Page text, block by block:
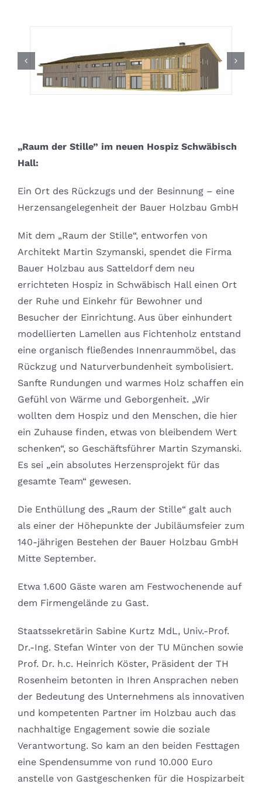
„Raum der Stille” im neuen Hospiz Schwäbisch
Hall:
Ein Ort des Rückzugs und der Besinnung – eine
Herzensangelegenheit der Bauer Holzbau GmbH
Mit dem „Raum der Stille“, entworfen von
Architekt Martin Szymanski, spendet die Firma
Bauer Holzbau aus Satteldorf dem neu
errichteten Hospiz in Schwäbisch Hall einen Ort
der Ruhe und Einkehr für Bewohner und
Besucher der Einrichtung. Aus über einhundert
modellierten Lamellen aus Fichtenholz entstand
eine organisch fließendes Innenraummöbel, das
Rückzug und Naturverbundenheit symbolisiert.
Sanfte Rundungen und warmes Holz schaffen ein
Gefühl von Wärme und Geborgenheit. „Wir
wollten dem Hospiz und den Menschen, die hier
ein Zuhause finden, etwas von bleibendem Wert
schenken“, so Geschäftsführer Martin Szymanski.
Es sei „ein absolutes Herzensprojekt für das
gesamte Team“ gewesen.
Die Enthüllung des „Raum der Stille“ galt auch
als einer der Höhepunkte der Jubiläumsfeier zum
140-jährigen Bestehen der Bauer Holzbau GmbH
Mitte September.
Etwa 1.600 Gäste waren am Festwochenende auf
dem Firmengelände zu Gast.
Staatssekretärin Sabine Kurtz MdL, Univ.-Prof.
Dr.-Ing. Stefan Winter von der TU München sowie
Prof. Dr. h.c. Heinrich Köster, Präsident der TH
Rosenheim betonten in Ihren Ansprachen neben
der Bedeutung des Unternehmens als innovativen
und kompetenten Partner im Holzbau auch das
nachhaltige Engagement sowie die soziale
Verantwortung. So kam an den beiden Festtagen
eine Spendensumme von rund 10.000 Euro
anstelle von Gastgeschenken für die Hospizarbeit